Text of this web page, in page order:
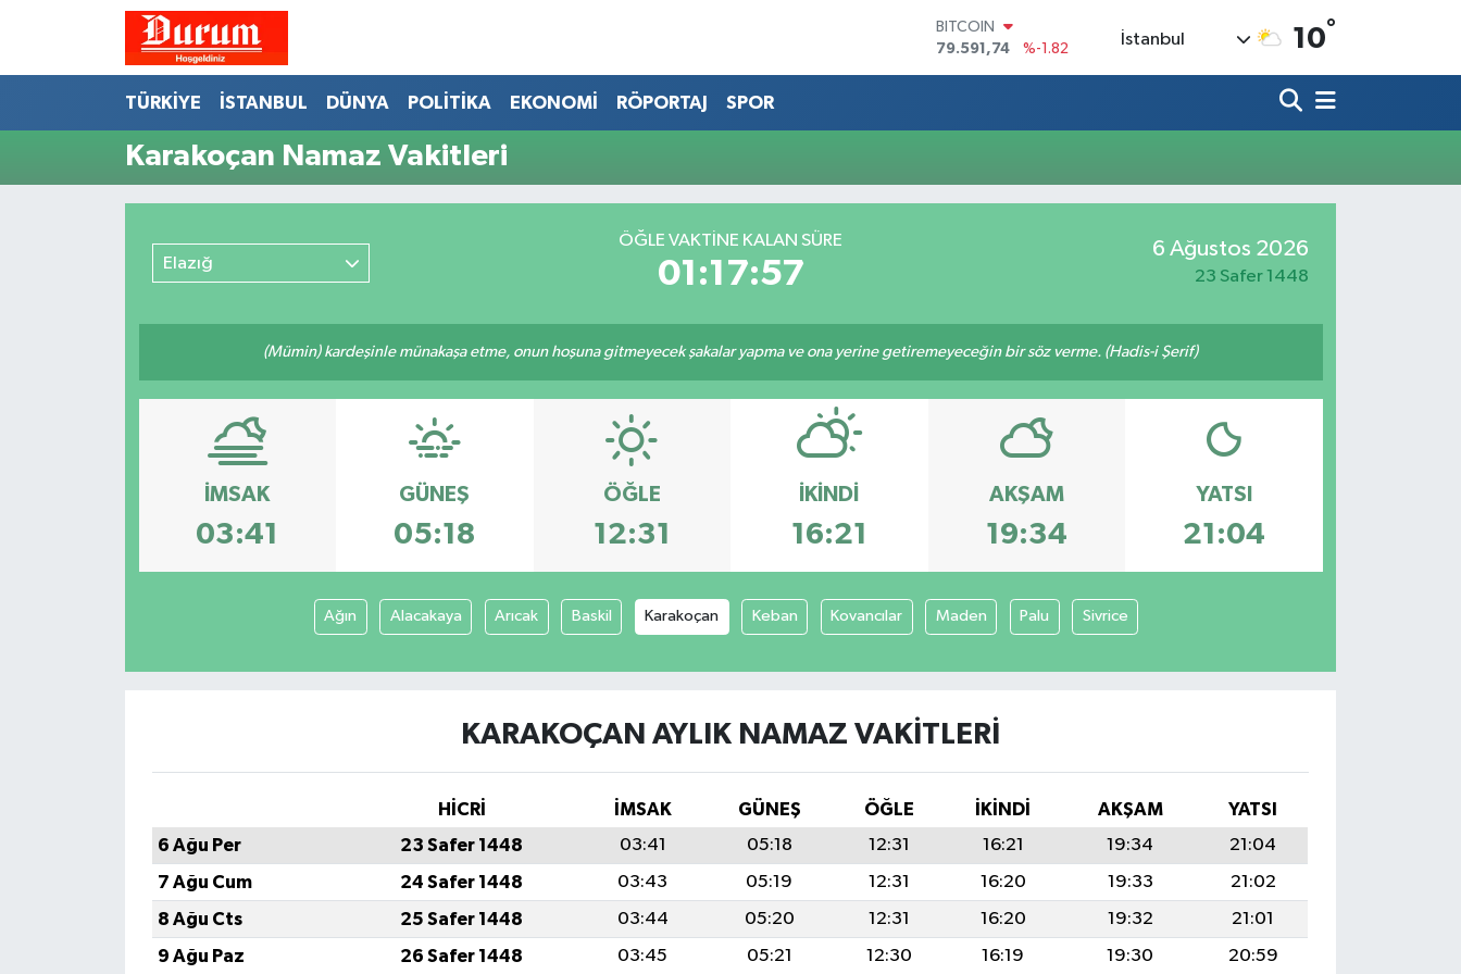
BITCOIN
79.591,74
%-1.82
53,38690
%0.19
G.ALTIN
İstanbul 10°
TÜRKİYE İSTANBUL DÜNYA POLİTİKA EKONOMİ RÖPORTAJ SPOR
Karakoçan Namaz Vakitleri
Elazığ
ÖĞLE VAKTİNE KALAN SÜRE
01:17:57
6 Ağustos 2026
23 Safer 1448
(Mümin) kardeşinle münakaşa etme, onun hoşuna gitmeyecek şakalar yapma ve ona yerine getiremeyeceğin bir söz verme. (Hadis-i Şerif)
İMSAK
03:41
GÜNEŞ
05:18
ÖĞLE
12:31
İKINDI
16:21
AKŞAM
19:34
YATSI
21:04
Ağın Alacakaya Arıcak Baskil Karakoçan Keban Kovancılar Maden Palu Sivrice
KARAKOÇAN AYLIK NAMAZ VAKITLERI
HİCRİ İMSAK GÜNEŞ ÖĞLE İKINDI AKŞAM
YATSI
6 Ağu Per
23 Safer 1448 03:41 05:18 12:31 16:21 19:34
21:04
7 Ağu Cum
24 Safer 1448 03:43 05:19 12:31 16:20 19:33
21:02
8 Ağu Cts
25 Safer 1448 03:44 05:20 12:31 16:20 19:32
21:01
9 Ağu Paz
26 Safer 1448 03:45 05:21 12:30 16:19 19:30 20:59
Trafik Durumu